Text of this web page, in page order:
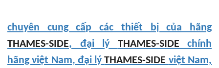
chuyên cung cấp các thiết bị của hãng
THAMES-SIDE, đại lý THAMES-SIDE chính
hãng việt Nam, đại lýTHAMES-SIDE việt Nam,